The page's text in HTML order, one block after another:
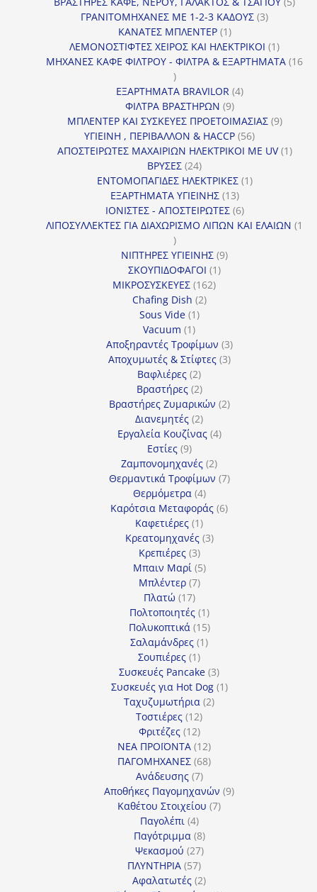
ΓΡΑΝΙΤΟΜΗΧΑΝΕΣ ΜΕ 1-2-3 ΚΑΔΟΥΣ 33
ΚΑΝΑΤΕΣ ΜΠΛΕΝΤΕΡ 11
προϊόν
ΛΕΜΟΝΟΣΤΙΦΤΕΣ ΧΕΙΡΟΣ ΚΑΙ ΗΛΕΚΤΡΙΚΟΙ 11
προϊόν
ΜΗΧΑΝΕΣ ΚΑΦΕ ΦΙΛΤΡΟΥ - ΦΙΛΤΡΑ & ΕΞΑΡΤΗΜΑΤΑ 16
16
προϊόντα
ΕΞΑΡΤΗΜΑΤΑ BRAVILOR 44
ΦΙΛΤΡΑ ΒΡΑΣΤΗΡΩΝ 99
προϊόντα
ΜΠΛΕΝΤΕΡ ΚΑΙ ΣΥΣΚΕΥΕΣ ΠΡΟΕΤΟΙΜΑΣΙΑΣ 99
ΥΓΙΕΙΝΗ , ΠΕΡΙΒΑΛΛΟΝ & HACCP 5656
προϊόντα
ΑΠΟΣΤΕΙΡΩΤΕΣ ΜΑΧΑΙΡΙΩΝ ΗΛΕΚΤΡΙΚΟΙ ΜΕ UV 11
ΒΡΥΣΕΣ 2424
προϊόντα
ΕΝΤΟΜΟΠΑΓΙΔΕΣ ΗΛΕΚΤΡΙΚΕΣ 11
ΕΞΑΡΤΗΜΑΤΑ ΥΓΙΕΙΝΗΣ 1313
προϊόντα
ΙΟΝΙΣΤΕΣ - ΑΠΟΣΤΕΙΡΩΤΕΣ 66
προϊόντα
ΛΙΠΟΣΥΛΛΕΚΤΕΣ ΓΙΑ ΔΙΑΧΩΡΙΣΜΟ ΛΙΠΩΝ ΚΑΙ ΕΛΑΙΩΝ 1
1
προϊόν
ΝΙΠΤΗΡΕΣ ΥΓΙΕΙΝΗΣ 99
ΣΚΟΥΠΙΔΟΦΑΓΟΙ 11
ΜΙΚΡΟΣΥΣΚΕΥΕΣ 162162
Chafing Dish 22
Sous Vide 11
Vacuum 11
προϊόν
Αποξηραντές Τροφίμων 33
προϊόντα
Αποχυμωτές & Στίφτες 33
Βαφλιέρες 22
προϊόντα
Βραστήρες 22
προϊόντα
Βραστήρες Ζυμαρικών 22
Διανεμητές 22
προϊόντα
Εργαλεία Κουζίνας 44
Εστίες 99
προϊόντα
Ζαμπονομηχανές 22
προϊόντα
Θερμαντικά Τροφίμων 77
Θερμόμετρα 44
προϊόντα
Καρότσια Μεταφοράς 66
Καφετιέρες 11
προϊόν
Κρεατομηχανές 33
Κρεπιέρες 33
προϊόντα
Μπαιν Μαρί 55
Μπλέντερ 77
Πλατώ 1717
προϊόντα
Πολτοποιητές 11
προϊόν
Πολυκοπτικά 1515
προϊόντα
Σαλαμάνδρες 11
Σουπιέρες 11
προϊόν
Συσκευές Pancake 33
προϊόντα
Συσκευές για Hot Dog 11
Ταχυζυμωτήρια 22
Τοστιέρες 1212
προϊόντα
Φριτέζες 1212
προϊόντα
ΝΕΑ ΠΡΟΪΟΝΤΑ 1212
προϊόντα
ΠΑΓΟΜΗΧΑΝΕΣ 6868
Ανάδευσης 77
προϊόντα
Αποθήκες Παγομηχανών 99
Καθέτου Στοιχείου 77
Παγολέπι 44
προϊόντα
Παγότριμμα 88
προϊόντα
Ψεκασμού 2727
προϊόντα
ΠΛΥΝΤΗΡΙΑ 5757
προϊόντα
Αφαλατωτές 22